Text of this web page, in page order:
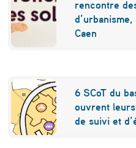
d
e
s
i
s
rencontre
Caen
6 SCoT du
ouvrent
de suivi et